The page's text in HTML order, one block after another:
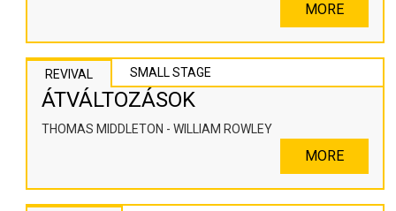
MORE
REVIVAL SMALL STAGE
ÁTVÁLTOZÁSOK
THOMAS MIDDLETON - WILLIAM ROWLEY
MORE